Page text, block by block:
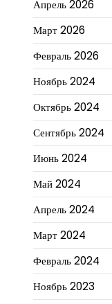
Апрель 2026
Март 2026
Февраль 2026
Ноябрь 2024
Октябрь 2024
Сентябрь 2024
Июнь 2024
Май 2024
Апрель 2024
Март 2024
Февраль 2024
Ноябрь 2023